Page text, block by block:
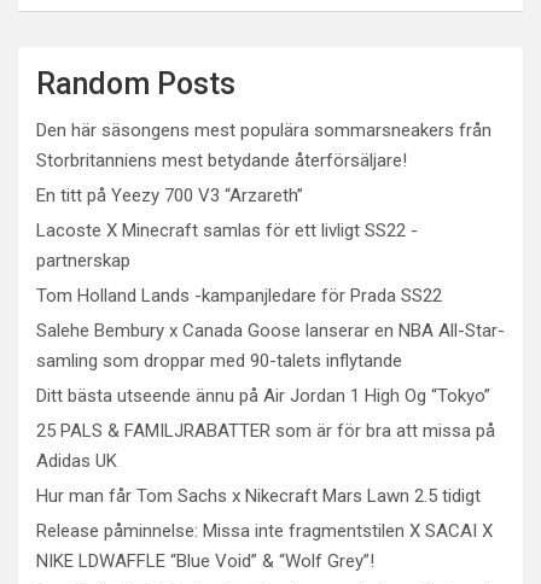
Random Posts
Den här säsongens mest populära sommarsneakers från
Storbritanniens mest betydande återförsäljare!
En titt på Yeezy 700 V3 “Arzareth”
Lacoste X Minecraft samlas för ett livligt SS22 -
partnerskap
Tom Holland Lands -kampanjledare för Prada SS22
Salehe Bembury x Canada Goose lanserar en NBA All-Star-
samling som droppar med 90-talets inflytande
Ditt bästa utseende ännu på Air Jordan 1 High Og “Tokyo”
25 PALS & FAMILJRABATTER som är för bra att missa på
Adidas UK
Hur man får Tom Sachs x Nikecraft Mars Lawn 2.5 tidigt
Release påminnelse: Missa inte fragmentstilen X SACAI X
NIKE LDWAFFLE “Blue Void” & “Wolf Grey”!